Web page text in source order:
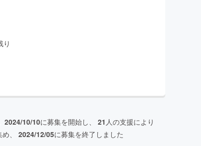
り
2024/10/10に募集を開始し、 21 人の支援により
、 2024/12/05に募集を終了しました